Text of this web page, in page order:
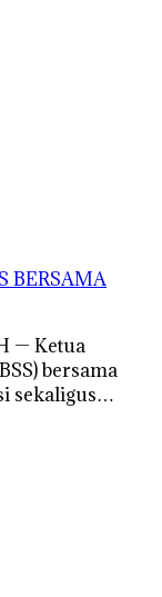
BERSAMA
— Ketua
bersama
sekaligus…